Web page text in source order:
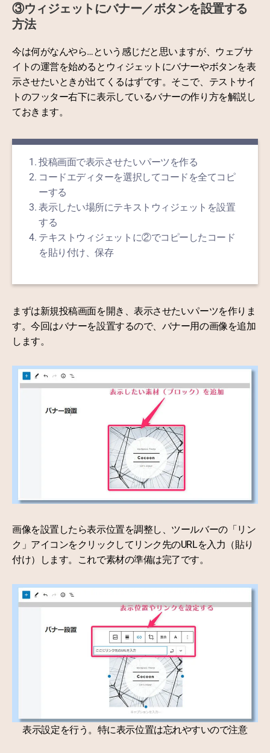
③ウィジェットにバナー／ボタンを設置する
方法
今は何がなんやら…という感じだと思いますが、ウェブサ
イトの運営を始めるとウィジェットにバナーやボタンを表
示させたいときが出てくるはずです。そこで、テストサイ
トのフッター右下に表示しているバナーの作り方を解説し
ておきます。
投稿画面で表示させたいパーツを作る
コードエディターを選択してコードを全てコピ
ーする
表示したい場所にテキストウィジェットを設置
する
テキストウィジェットに②でコピーしたコード
を貼り付け、保存
まずは新規投稿画面を開き、表示させたいパーツを作りま
す。今回はバナーを設置するので、バナー用の画像を追加
します。
画像を設置したら表示位置を調整し、ツールバーの「リン
ク」アイコンをクリックしてリンク先のURLを入力（貼り
付け）します。これで素材の準備は完了です。
表示設定を行う。特に表示位置は忘れやすいので注意